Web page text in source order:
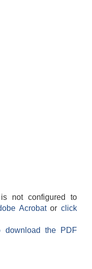
not configured to
Acrobatorclick
download the PDF